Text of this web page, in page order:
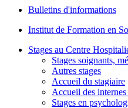
Bulletins d'informations
Institut de Formation en
Stages au Centre
Stages soignants,
Autres stages
Accueil du stagiaire
Accueil des
Stages en